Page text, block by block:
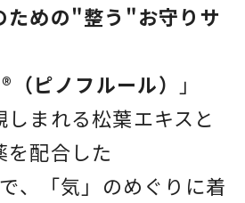
ための"整う"お守りサ
ピノフルール）
」
まれる松葉エキスと
を配合した
、「気」のめぐりに着